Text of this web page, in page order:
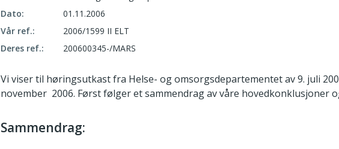
Dato:
01.11.2006
Vår ref.:
2006/1599 II ELT
Deres ref.:
200600345-/MARS
Vi viser til høringsutkast fra Helse- og omsorgsdepartementet av 9. juli
november 2006. Først følger et sammendrag av våre hovedkonklusjoner
Sammendrag: